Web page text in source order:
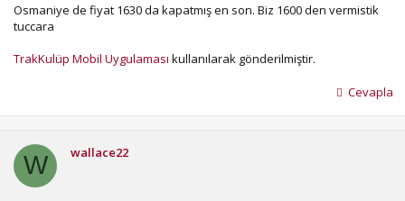
Osmaniye de fiyat 1630 da kapatmış en son. Biz 1600 den vermistik
tuccara
TrakKulüp Mobil Uygulaması kullanılarak gönderilmiştir.
Cevapla
W wallace22